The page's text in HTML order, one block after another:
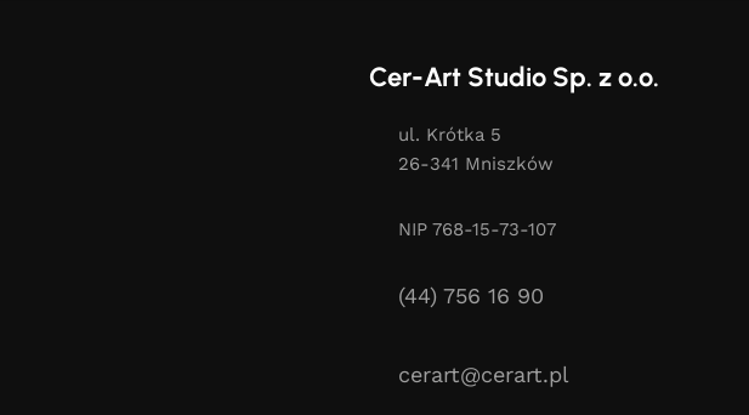
Cer-Art Studio Sp. z o.o.
ul. Krótka 5
26-341 Mniszków
NIP 768-15-73-107
(44) 756 16 90
cerart@cerart.pl